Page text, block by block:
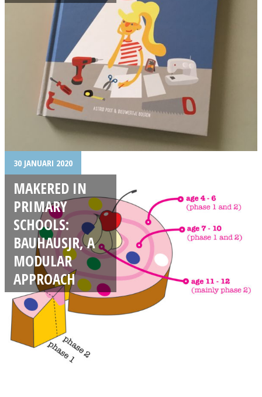
30 JANUARI 2020
MAKERED IN
PRIMARY
SCHOOLS:
BAUHAUSJR, A
MODULAR
APPROACH